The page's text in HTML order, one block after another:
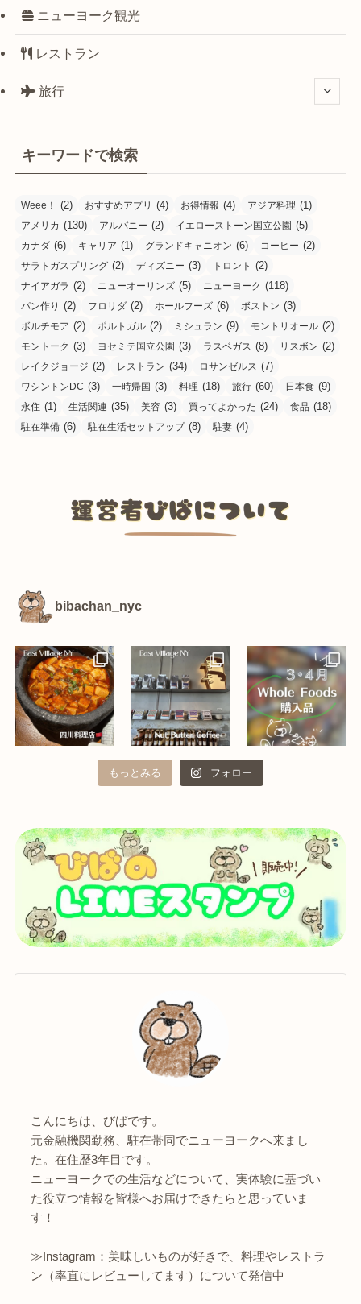
ニューヨーク観光
レストラン
旅行
キーワードで検索
Weee！ (2) おすすめアプリ (4) お得情報 (4) アジア料理 (1)
アメリカ (130) アルバニー (2) イエローストーン国立公園 (5)
カナダ (6) キャリア (1) グランドキャニオン (6) コーヒー (2)
サラトガスプリング (2) ディズニー (3) トロント (2)
ナイアガラ (2) ニューオーリンズ (5) ニューヨーク (118)
パン作り (2) フロリダ (2) ホールフーズ (6) ボストン (3)
ボルチモア (2) ポルトガル (2) ミシュラン (9) モントリオール (2)
モントーク (3) ヨセミテ国立公園 (3) ラスベガス (8) リスボン (2)
レイクジョージ (2) レストラン (34) ロサンゼルス (7)
ワシントンDC (3) 一時帰国 (3) 料理 (18) 旅行 (60) 日本食 (9)
永住 (1) 生活関連 (35) 美容 (3) 買ってよかった (24) 食品 (18)
駐在準備 (6) 駐在生活セットアップ(8) 駐妻 (4)
bibachan_nyc
もっとみる フォロー
こんにちは、びばです。
元金融機関勤務、駐在帯同でニューヨークへ来まし
た。在住歴3年目です。
ニューヨークでの生活などについて、実体験に基づい
た役立つ情報を皆様へお届けできたらと思っていま
す！
≫Instagram：美味しいものが好きで、料理やレストラ
ン（率直にレビューしてます）について発信中